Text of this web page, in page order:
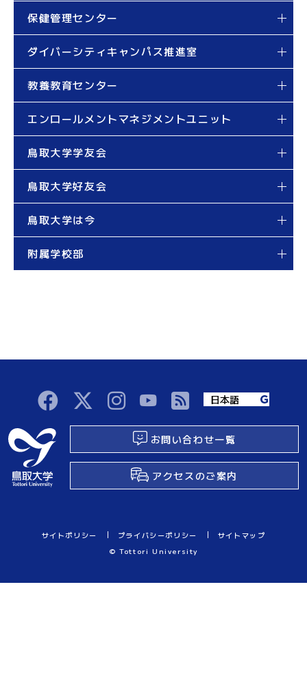
保健管理センター
ダイバーシティキャンパス推進室
教養教育センター
エンロールメントマネジメントユニット
鳥取大学学友会
鳥取大学好友会
鳥取大学は今
附属学校部
お問い合わせ一覧
アクセスのご案内
サイトポリシー プライバシーポリシー
サイトマップ
© Tottori University